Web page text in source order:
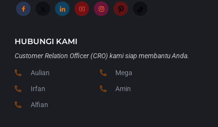
HUBUNGI KAMI
Customer Relation Officer (CRO) kami siap membantu Anda.
Aulian
Irfan
Alfian
Mega
Amin